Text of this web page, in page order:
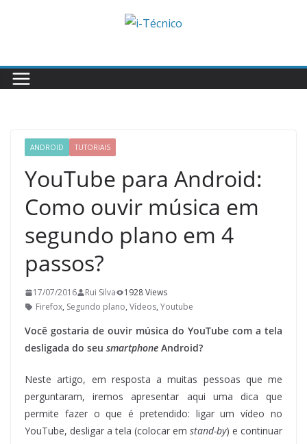
ANDROID TUTORIAIS
YouTube para Android:
Como ouvir música em
segundo plano em 4
passos?
17/07/2016 Rui Silva
1928 Views
Firefox, Segundo plano, Vídeos, Youtube
Você gostaria de ouvir música do YouTube com a tela
desligada do seu smartphone Android?
Neste artigo, em resposta a muitas pessoas que me
perguntaram, iremos apresentar aqui uma dica que
permite fazer o que é pretendido: ligar um vídeo no
YouTube, desligar a tela (colocar em stand-by) e continuar